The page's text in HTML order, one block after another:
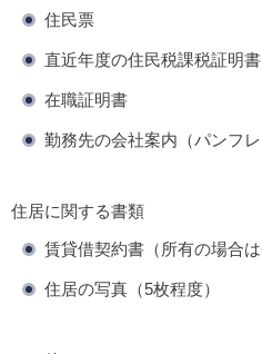
住民票
直近年度の住民税課税証明
在職証明書
勤務先の会社案内（パンフレ
住居に関する書類
賃貸借契約書（所有の場合は
住居の写真（5枚程度）